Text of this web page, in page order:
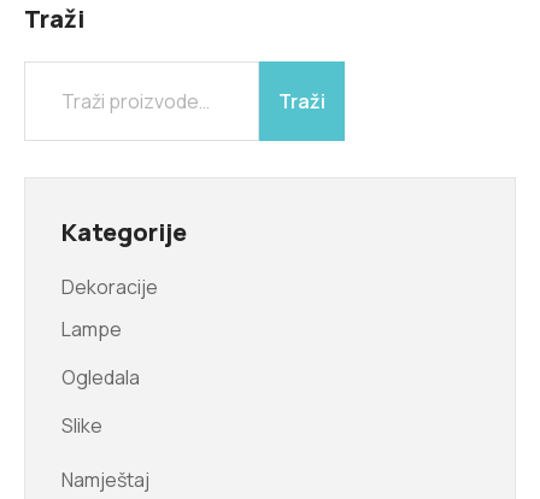
Traži
Traži
Kategorije
Dekoracije
Lampe
Ogledala
Slike
Namještaj